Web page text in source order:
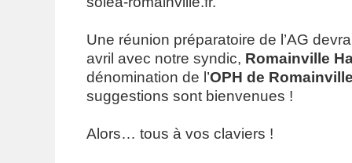
Une réunion préparatoire de l’AG
avril avec notre syndic, Romainville
dénomination de l’OPH de
suggestions sont bienvenues !
Alors… tous à vos claviers !